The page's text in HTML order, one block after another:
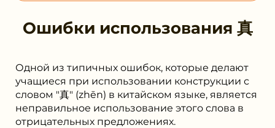
Ошибки использования 真
Одной из типичных ошибок, которые делают
учащиеся при использовании конструкции с
словом "真" (zhēn) в китайском языке, является
неправильное использование этого слова в
отрицательных предложениях.